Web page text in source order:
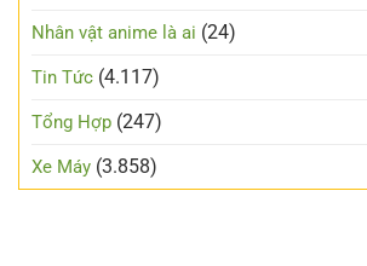
Nhân vật anime là ai (24)
Tin Tức (4.117)
Tổng Hợp (247)
Xe Máy (3.858)